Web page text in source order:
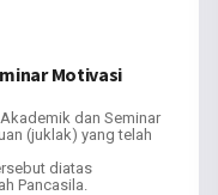
Motivasi
dan Seminar
(juklak) yang telah
diatas
Pancasila.